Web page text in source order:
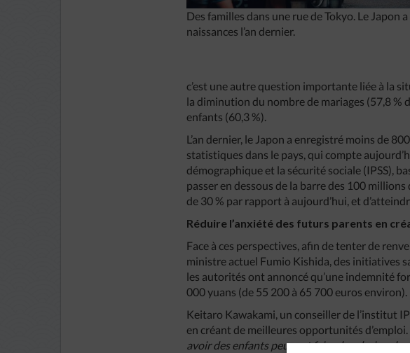
Des familles dans une rue de Tokyo. Le Japon
naissances l’an dernier.
c’est une autre question importante liée à la
la diminution du nombre de mariages (57,8 %
enfants (60,3 %).
L’an dernier, le Japon a enregistré moins de
statistiques dans le pays, qui compte
démographique et la sécurité sociale (IPSS),
passer en dessous de la barre des 100
de 30 % par rapport à aujourd’hui, et
Réduire l’anxiété des futurs parents en
Face à ces perspectives, afin de tenter de
ministre actuel Fumio Kishida, des initiatives
les autorités ont annoncé qu’une indemnité
000 yuans (de 55 200 à 65 700 euros environ).
Keitaro Kawakami, un conseiller de l’institut
en créant de meilleures opportunités d’emploi.
avoir des enfants peuvent faire des choix